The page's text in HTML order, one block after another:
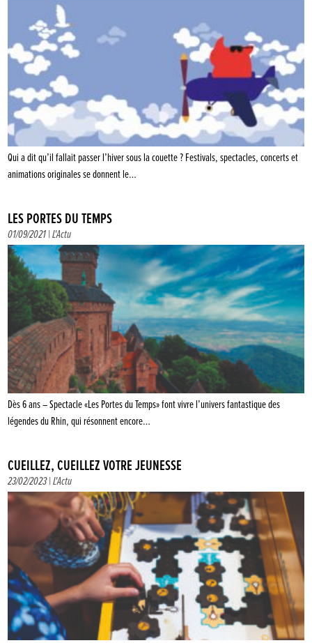
Qui a dit qu’il fallait passer l’hiver sous la couette ? Festivals, spectacles, concerts et
animations originales se donnent le…
LES PORTES DU TEMPS
01/09/2021 |L'Actu
Dès 6 ans – Spectacle «Les Portes du Temps» font vivre l’univers fantastique des
légendes du Rhin, qui résonnent encore…
CUEILLEZ, CUEILLEZ VOTRE JEUNESSE
23/02/2023 |L'Actu